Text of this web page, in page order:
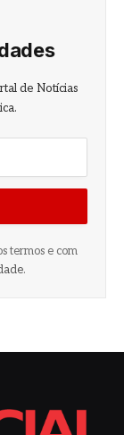
de Notícias
termos e com
.